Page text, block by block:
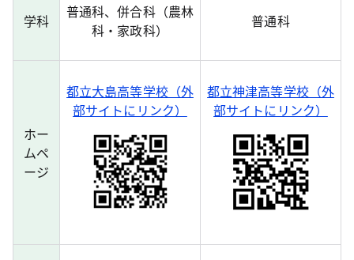
学科
普通科、併合科（農林
科・家政科）
普通科
ホー
ムペ
ージ
都立大島高等学校（外
部サイトにリンク）
都立神津高等学校（外
部サイトにリンク）